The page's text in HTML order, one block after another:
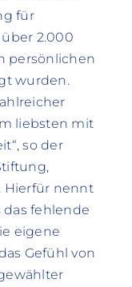
für
2.000
persönlichen
wurden.
liebsten mit
so der
Hierfür nennt
das fehlende
eigene
Gefühl von